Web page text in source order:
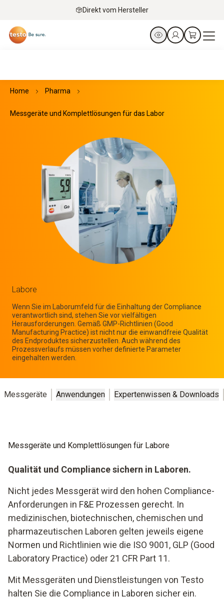
Direkt vom Hersteller
Home Pharma
Messgeräte und Komplettlösungen für das Labor
Labore
Wenn Sie im Laborumfeld für die Einhaltung der Compliance
verantwortlich sind, stehen Sie vor vielfältigen
Herausforderungen. Gemäß GMP-Richtlinien (Good
Manufacturing Practice) ist nicht nur die einwandfreie Qualität
des Endproduktes sicherzustellen. Auch während des
Prozessverlaufs müssen vorher definierte Parameter
eingehalten werden.
Messgeräte Anwendungen Expertenwissen & Downloads
Messgeräte und Komplettlösungen für Labore
Qualität und Compliance sichern in Laboren.
Nicht jedes Messgerät wird den hohen Compliance-
Anforderungen in F&E Prozessen gerecht. In
medizinischen, biotechnischen, chemischen und
pharmazeutischen Laboren gelten jeweils eigene
Normen und Richtlinien wie die ISO 9001, GLP (Good
Laboratory Practice) oder 21 CFR Part 11.
Mit Messgeräten und Dienstleistungen von Testo
halten Sie die Compliance in Laboren sicher ein.